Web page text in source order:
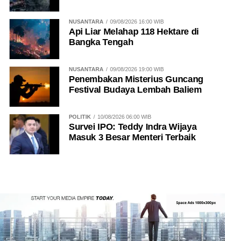
NUSANTARA 09/08/2026 16:00 WIB
Api Liar Melahap 118 Hektare di
Bangka Tengah
NUSANTARA 09/08/2026 19:00 WIB
Penembakan Misterius Guncang
Festival Budaya Lembah Baliem
POLITIK 10/08/2026 06:00 WIB
Survei IPO: Teddy Indra Wijaya
Masuk 3 Besar Menteri Terbaik